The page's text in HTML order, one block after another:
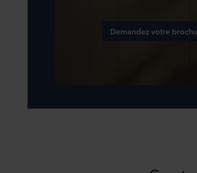
Demandez votre